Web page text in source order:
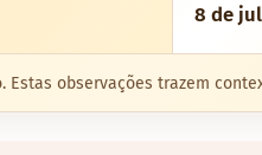
8 de
observações trazem